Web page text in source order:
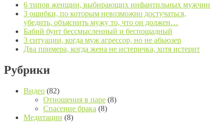
6 типов женщин, выбирающих инфантильных мужчин
3 ошибки, по которым невозможно достучаться,
убедить, объяснить мужу то, что он должен…
Бабий бунт бессмысленный и беспощадный
3 ситуации, когда муж агрессор, но не абьюзер
Два примера, когда жена не истеричка, хотя истерит
Рубрики
Видео (82)
Отношения в паре (8)
Спасение брака (8)
Медитации (8)